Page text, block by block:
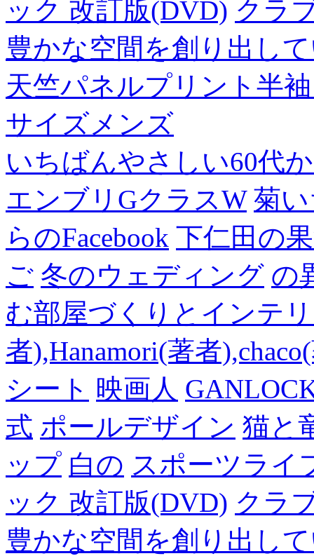
ック 改訂版(DVD) クラ
豊かな空間を創り出し
天竺パネルプリント半
サイズメンズ
いちばんやさしい60代
エンブリGクラスW 菊
らのFacebook 下仁田の
ご 冬のウェディング の
む部屋づくりとインテ
者),Hanamori(著者
シート 映画人
式 ポールデザイン 猫と
ップ 白の スポーツライ
ック 改訂版(DVD) クラ
豊かな空間を創り出し